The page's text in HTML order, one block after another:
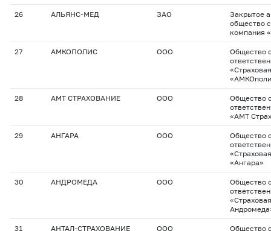
26 АЛЬЯНС-МЕД ЗАО
Закрытое
общество
компания
27 АМКОПОЛИС ООО
Общество
28 АМТ СТРАХОВАНИЕ ООО
Общество
«АМТ
29 АНГАРА ООО
Общество
«Ангара»
30 АНДРОМЕДА ООО
Общество
31 АНТАЛ-СТРАХОВАНИЕ ООО
Общество